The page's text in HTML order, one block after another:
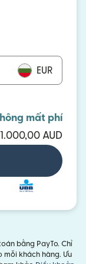
EUR
mất phí
1.000,00 AUD
bằng PayTo. Chỉ
mỗi khách hàng. Ưu